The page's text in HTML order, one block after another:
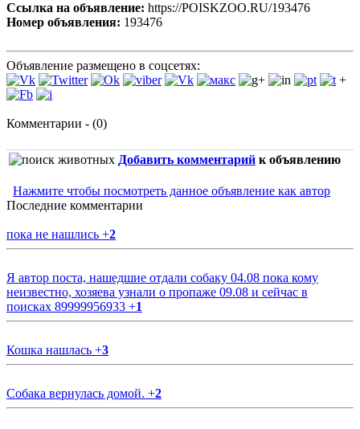
Ссылка на объявление: https://POISKZOO.RU/193476
Номер объявления: 193476
Объявление размещено в соцсетях:
+
Комментарии - (0)
Добавить комментарий к объявлению
Нажмите чтобы посмотреть данное объявление как автор
Последние комментарии
пока не нашлись +2
Я автор поста, нашедшие отдали собаку 04.08 пока кому
неизвестно, хозяева узнали о пропаже 09.08 и сейчас в
поисках 89999956933 +1
Кошка нашлась +3
Собака вернулась домой. +2